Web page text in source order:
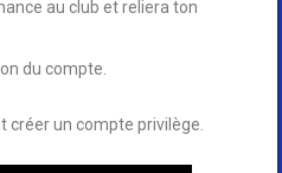
au club et reliera ton
du compte.
créer un compte privilège.